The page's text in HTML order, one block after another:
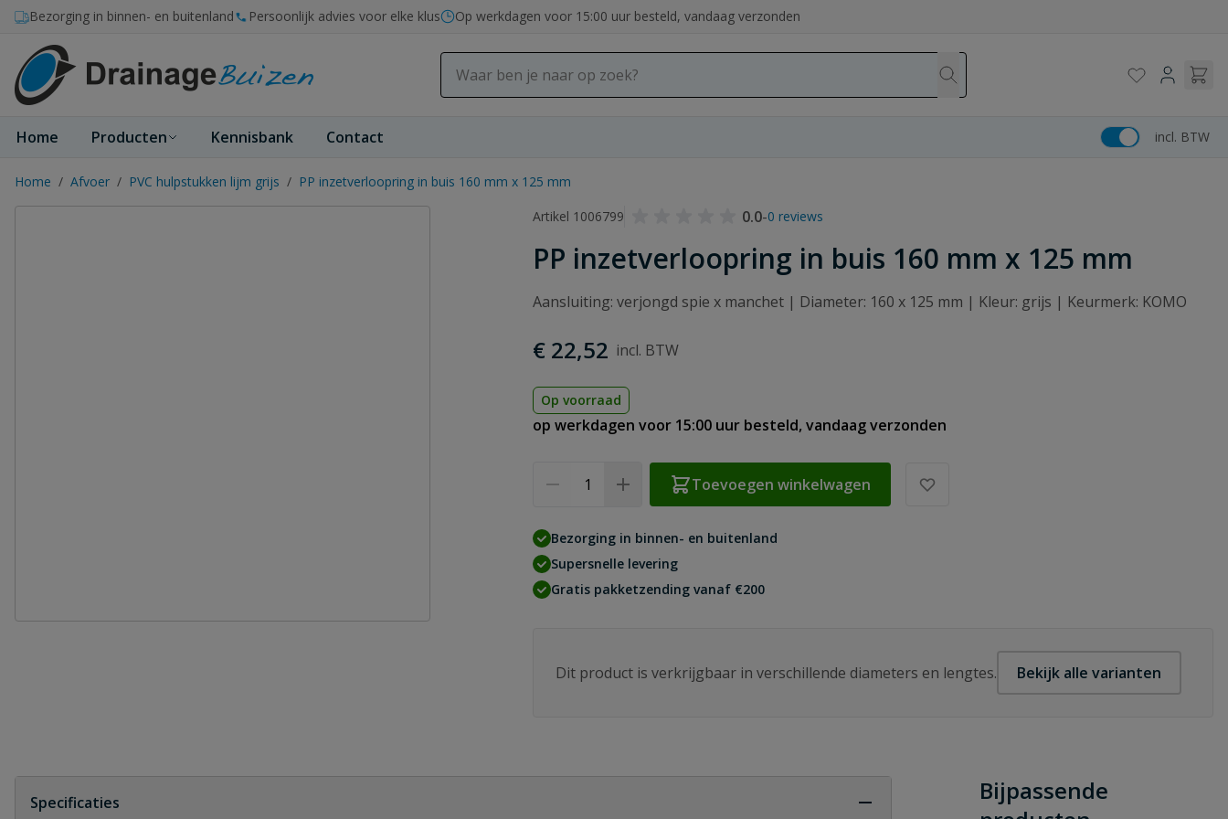
Ga naar de inhoud
Bezorging in binnen- en buitenland Persoonlijk advies voor elke klus Op werkdagen voor 15:00 uur besteld, vandaag verzonden
Home Producten Kennisbank Contact incl. BTW
Home / Afvoer / PVC hulpstukken lijm grijs / PP inzetverloopring in buis 160 mm x 125 mm
Artikel 1006799
0.0-0 reviews
PP inzetverloopring in buis 160 mm x 125 mm
Aansluiting: verjongd spie x manchet | Diameter: 160 x 125 mm | Kleur: grijs | Keurmerk: KOMO
€ 22,52
Op voorraad
op werkdagen voor 15:00 uur besteld, vandaag verzonden
Toevoegen winkelwagen
Bezorging in binnen- en buitenland
Supersnelle levering
Gratis pakketzending vanaf €200
Dit product is verkrijgbaar in verschillende diameters en lengtes. Bekijk alle varianten
Specificaties
Bijpassende